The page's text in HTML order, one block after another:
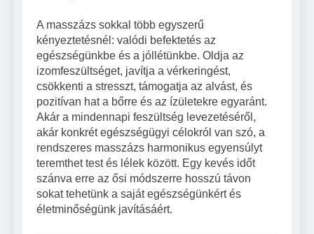
A masszázs sokkal több egyszerű
kényeztetésnél: valódi befektetés az
egészségünkbe és a jóllétünkbe. Oldja az
izomfeszültséget, javítja a vérkeringést,
csökkenti a stresszt, támogatja az alvást, és
pozitívan hat a bőrre és az ízületekre egyaránt.
Akár a mindennapi feszültség levezetéséről,
akár konkrét egészségügyi célokról van szó, a
rendszeres masszázs harmonikus egyensúlyt
teremthet test és lélek között. Egy kevés időt
szánva erre az ősi módszerre hosszú távon
sokat tehetünk a saját egészségünkért és
életminőségünk javításáért.